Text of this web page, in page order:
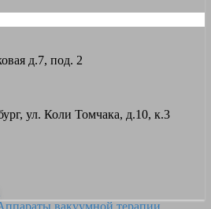
д.7, под. 2
ул. Коли Томчака, д.10, к.3
вакуумной терапии